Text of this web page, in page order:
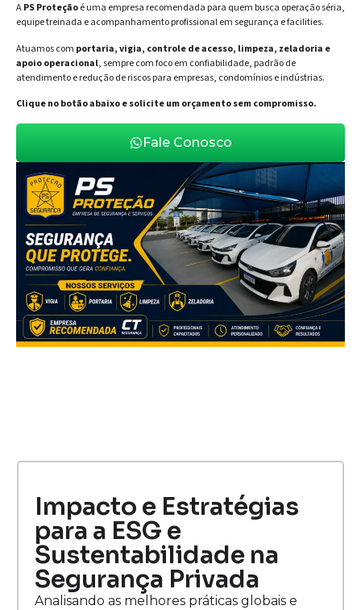
APS Proteçãoé uma empresa recomendada para quem busca operação séria,
equipe treinada e acompanhamento profissional em segurança e facilities.
Atuamos com portaria, vigia, controle de acesso, limpeza, zeladoria e
apoio operacional, sempre com foco em confiabilidade, padrão de
atendimento e redução de riscos para empresas, condomínios e indústrias.
Clique no botão abaixo e solicite um orçamento sem compromisso.
Fale Conosco
Impacto e Estratégias
para a ESG e
Sustentabilidade na
Segurança Privada
Analisando as melhores práticas globais e